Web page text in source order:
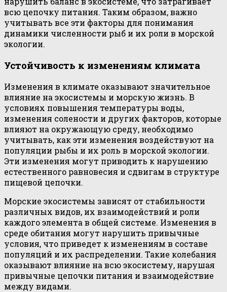
всю цепочку питания. Таким образом, важно
учитывать все эти факторы для понимания
динамики численности рыб и их роли в морской
экологии.
Устойчивость к изменениям климата
Изменения в климате оказывают значительное
влияние на экосистемы и морскую жизнь. В
условиях повышения температуры воды,
изменения солености и других факторов, которые
влияют на окружающую среду, необходимо
учитывать, как эти изменения воздействуют на
популяции рыбы и их роль в морской экологии.
Эти изменения могут приводить к нарушению
естественного равновесия и сдвигам в структуре
пищевой цепочки.
Морские экосистемы зависят от стабильности
различных видов, их взаимодействий и роли
каждого элемента в общей системе. Изменения в
среде обитания могут нарушить привычные
условия, что приведет к изменениям в составе
популяций и их распределении. Такие колебания
оказывают влияние на всю экосистему, нарушая
привычные цепочки питания и взаимодействие
между видами.